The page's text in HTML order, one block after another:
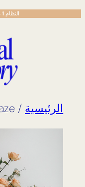
تخطى
إلى
النظام1 مساء
الرئيسية /